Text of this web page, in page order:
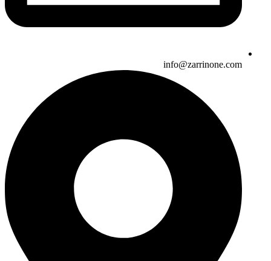
info@zarrinone.com